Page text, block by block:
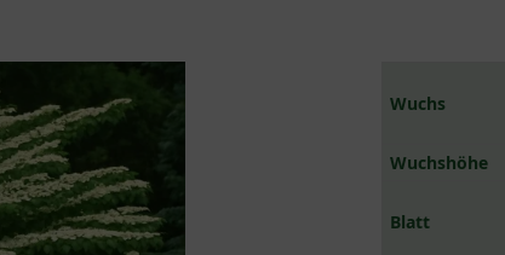
Wuchs
Wuchshöhe
Blatt